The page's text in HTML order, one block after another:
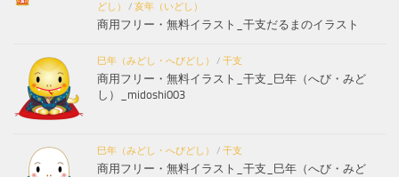
どし）
/ 亥年（いどし）
商用フリー・無料イラスト_干支だるまのイラスト
巳年（みどし・へびどし） / 干支
商用フリー・無料イラスト_干支_巳年（へび・みど
し）_midoshi003
巳年（みどし・へびどし） / 干支
商用フリー・無料イラスト_干支_巳年（へび・みど